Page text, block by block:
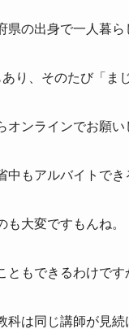
県の出身で一人暮ら
り、そのたび「ま
ンラインでお願い
中もアルバイトで
大変ですもんね。
ともできるわけです
科は同じ講師が見続